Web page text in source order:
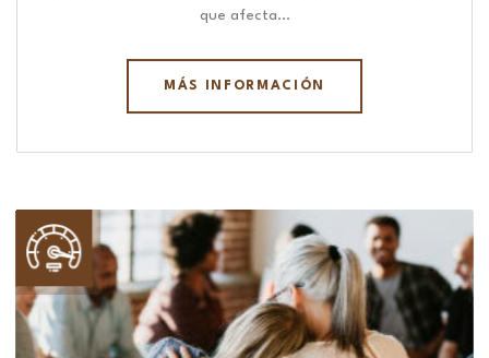
que afecta…
MÁS INFORMACIÓN